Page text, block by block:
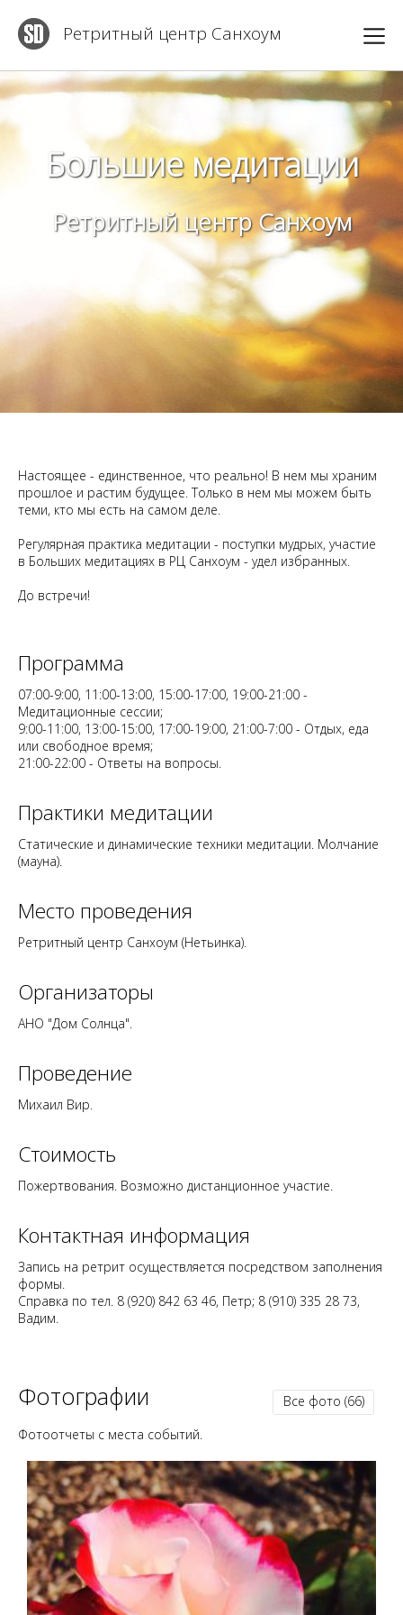
Ретритный центр Санхоум
Большие медитации
Ретритный центр Санхоум
Настоящее - единственное, что реально! В нем мы храним
прошлое и растим будущее. Только в нем мы можем быть
теми, кто мы есть на самом деле.
Регулярная практика медитации - поступки мудрых, участие
в Больших медитациях в РЦ Санхоум - удел избранных.
До встречи!
Программа
07:00-9:00, 11:00-13:00, 15:00-17:00, 19:00-21:00 -
Медитационные сессии;
9:00-11:00, 13:00-15:00, 17:00-19:00, 21:00-7:00 - Отдых, еда
или свободное время;
21:00-22:00 - Ответы на вопросы.
Практики медитации
Статические и динамические техники медитации. Молчание
(мауна).
Место проведения
Ретритный центр Санхоум (Нетьинка).
Организаторы
АНО "Дом Солнца".
Проведение
Михаил Вир.
Стоимость
Пожертвования. Возможно дистанционное участие.
Контактная информация
Запись на ретрит осуществляется посредством заполнения
формы.
Справка по тел. 8 (920) 842 63 46, Петр; 8 (910) 335 28 73,
Вадим.
Все фото (66)
Фотографии
Фотоотчеты с места событий.